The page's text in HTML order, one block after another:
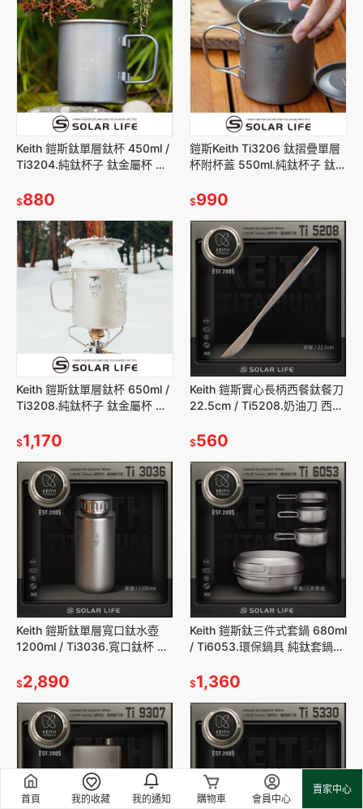
首頁 我的收藏 我的通知 購物車 會員中心
賣家中心
Keith 鎧斯鈦單層鈦杯 450ml /
Ti3204.純鈦杯子 鈦金屬杯 登
行杯
$880
鎧斯Keith Ti3206 鈦摺疊單層
杯附杯蓋 550ml.純鈦杯子 鈦金
克杯隨行杯
$990
Keith 鎧斯鈦單層鈦杯 650ml /
Ti3208.純鈦杯子 鈦金屬杯 登
行杯
$1,170
Keith 鎧斯實心長柄西餐鈦餐刀
22.5cm / Ti5208.奶油刀 西式
$560
Keith 鎧斯鈦單層寬口鈦水壺
1200ml / Ti3036.寬口鈦杯 無
杯
$2,890
Keith 鎧斯鈦三件式套鍋 680ml
/ Ti6053.環保鍋具 純鈦套鍋
件套鍋
$1,360